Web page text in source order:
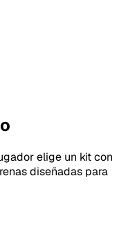
elige un kit con
diseñadas para